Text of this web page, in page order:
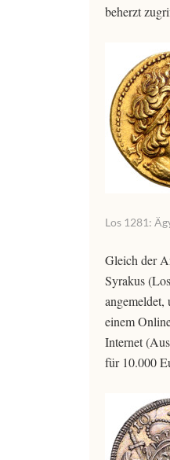
beherzt
Los 1281:
Gleich der
Syrakus
angemeldet,
einem
Internet
für 10.000